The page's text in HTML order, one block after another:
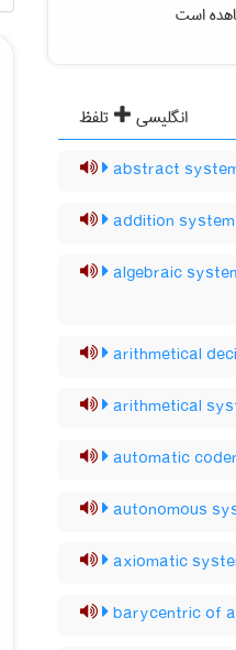
است
انگلیسی
تلفظ
abstract
addition system
algebraic
arithmetical
arithmetical
automatic
autonomous
axiomatic
barycentric of